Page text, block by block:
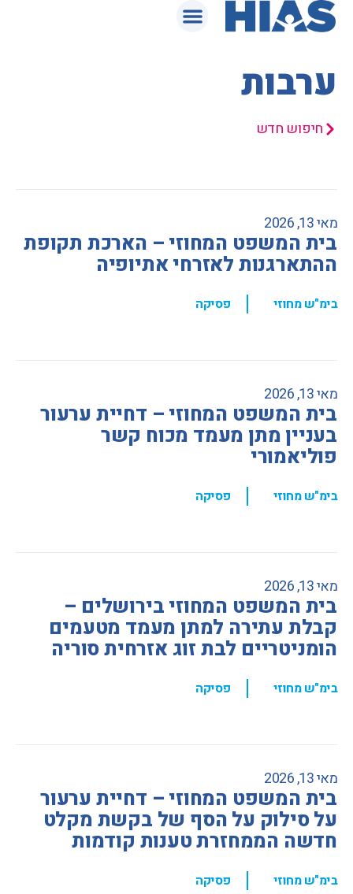
ערבות
חיפוש חדש
מאי 13, 2026
בית המשפט המחוזי – הארכת תקופת
ההתארגנות לאזרחי אתיופיה
בימ"ש מחוזי , פסיקה
מאי 13, 2026
בית המשפט המחוזי – דחיית ערעור
בעניין מתן מעמד מכוח קשר
פוליאמורי
בימ"ש מחוזי , פסיקה
מאי 13, 2026
בית המשפט המחוזי בירושלים –
קבלת עתירה למתן מעמד מטעמים
הומניטריים לבת זוג אזרחית סוריה
בימ"ש מחוזי , פסיקה
מאי 13, 2026
בית המשפט המחוזי – דחיית ערעור
על סילוק על הסף של בקשת מקלט
חדשה הממחזרת טענות קודמות
בימ"ש מחוזי , פסיקה